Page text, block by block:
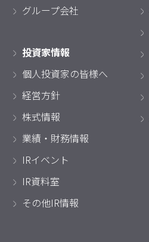
グループ会社
投資家情報
個人投資家の皆様へ
経営方針
株式情報
業績・財務情報
IRイベント
IR資料室
その他IR情報